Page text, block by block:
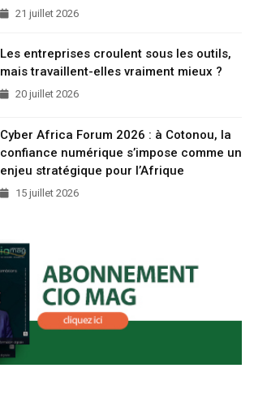
21 juillet 2026
Les entreprises croulent sous les outils,
mais travaillent-elles vraiment mieux ?
20 juillet 2026
Cyber Africa Forum 2026 : à Cotonou, la
confiance numérique s’impose comme un
enjeu stratégique pour l’Afrique
15 juillet 2026